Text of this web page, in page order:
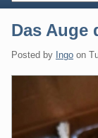
Das Auge
Posted by Ingo on